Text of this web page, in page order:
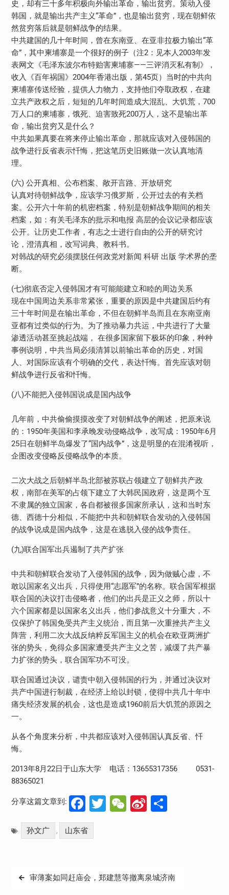
史，却有三十多年积极向外输出革命，输出贫穷。策动入侵
韩国，就是输出共产主义“革命”，也是输出贫穷，现在朝鲜依
然贫穷落后就是朝鲜战争的结果。
中共建国的几十年时间，曾在东南亚、在亚非拉极力输出“革
命”，其中柬埔寨是一个很好的例子（注2：见本人2003年发
表网文《毛泽东波尔布特贻害柬埔寨——三评消灭私有制》，
收入《百年祸国》2004年香港出版，第45页）当时的中共向
柬埔寨传送经验，提供人力物力，支持他们夺取政权，在建
立共产政权之后，短短的几年时间造成大混乱、大饥荒，700
万人口的柬埔寨，饿死、迫害致死200万人，这不是输出革
命，输出贫穷又是什么？
中共如果真要在将来停止输出革命，那就应该对入侵韩国的
战争进行反省表示忏悔，把这笔历史旧账做一次认真地清
理。
(六) 公开真相、公布档案、敞开言路、开放研究
认真对待朝鲜战争，应该学习俄罗斯，公开过去的有关档
案。公开六十年前的机密档案，特别是朝鲜战争期间的相关
档案，如：有关毛泽东的批示和电报 高层的会议记录都应该
公开。让历史工作者，有志之士进行自由的公开的研究讨
论，澄清真相，改写词典、教科书。
对韩战的研究必须摆脱任何政党对新闻 科研 出版 学术界的垄
断。
(七)彻底否定入侵韩国才有可能能建立和睦的周边关系
现在中国周边关系非常紧张，重要的原因是中共建国后约有
三十年时间是在输出革命，不但在朝鲜半岛而且在东南亚南
亚都有过类似的行为。为了推动暴力共运，中共进行了大量
渗透活动甚至挑起战端， 在很多国家留下极坏的印象，种种
事例说明，中共当局必须清算以前输出革命的历史，对国
人、对国际应该有个明确的交代，表达忏悔。首先应该对朝
鲜战争进行反省和忏悔。
(八)不能把入侵韩国说成是国内战争
几年前，中共偷偷摸摸改变了对朝鲜战争的阐述，把原来说
的：1950年美国和李承晚发动侵略战争，改写成：1950年6月
25日在朝鲜半岛爆发了“国内战争”，这是明显的在混淆视听，
企图改变侵略反侵略战争的本质。
二次大战之后朝鲜半岛北部被苏联占领建立了朝鲜共产政
权，南部在美军的占领下建立了大韩民国政府，这是两个互
不隶属的独立国家，各自都被很多国家所承认，这和当时东
德、西德十分相似，不能把中共和朝鲜联合发动的入侵韩国
的战争说成是国内战争，这是在逃脱入侵的战争责任。
(九)联合国军出兵遏制了共产扩张
中共和朝鲜联合发动了入侵韩国的战争，因为做贼心虚，不
敢以国家名义出兵，只得使用“志愿军”的名称。联合国军根据
联合国的决议打击侵略者，他们的出兵是正义之师，所以十
六个国家都是以国家名义出兵，他们参战意义十分重大，不
仅保护了韩国免受共产主义统治，而且第一次重挫共产主义
阵营，利用二次大战反纳粹反军国主义的机会在欧亚两洲扩
张的势头，免得众多国家遭受共产主义之苦，减缓了共产暴
力扩张的势头，联合国军功不可没。
联合国通过决议，谴责中朝入侵韩国的行为，并通过决议对
共产中国进行制裁，在经济上给以封锁，使得中共几十年中
痛失经济发展的机会，这也是造成1960前后大饥荒的原因之
一。
从各个角度来分析，中共都应该对入侵韩国认真反省、忏
悔。
2013年8月22日于山东大学 电话：13655317356 0531-
88365021
分享这篇文章到: Facebook
Twitter
WeChat
Sina
孙文广 , 山东省
文
审薄案如同赶庙会，郑建慧等撤离泉城济南